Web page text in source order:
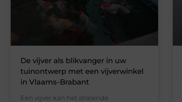
De vijver als blikvanger in uw
tuinontwerp met een vijverwinkel
in Vlaams-Brabant
Een vijver kan het stralende